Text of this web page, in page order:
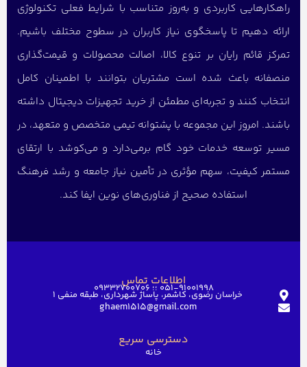
راهکارهایی کاربردی و به‌روز متناسب با شرایط فعلی تکنولوژی
ارائه دهیم تا پاسخگوی نیاز کاربران در سطوح مختلف باشیم.
تمرکز قائم رایان بر تنوع کالا، اصالت محصولات و قیمت‌گذاری
منصفانه باعث شده است مشتریان بتوانند با اطمینان کامل
انتخاب کنند و تجربه‌ای مطمئن از خرید تجهیزات دیجیتال داشته
باشند. امروز این مجموعه با پشتوانه تیمی متخصص و متعهد، در
مسیر توسعه خدمات خود گام برمی‌دارد و می‌کوشد با ارتقای
مستمر کیفیت، سهم مؤثری در تأمین نیاز جامعه و رشد فرهنگ
استفاده صحیح از فناوری‌های نوین ایفا کند.
اطلاعات تماس051-91001998 ؛؛ 09332700706
خراسان رضوی، کاشمر، پاساژ شهرداری، طبقه منفی ۱
ghaem1515@gmail.com
دسترسی سریع
خانه